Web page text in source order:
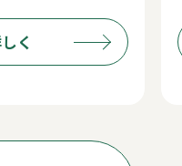
覚を存分にお楽し
康火山温泉のフ
中は好きなだけ温
のアクティビテ
く